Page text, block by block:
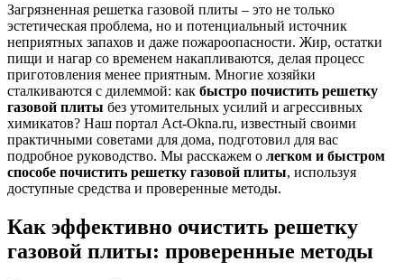
Загрязненная решетка газовой плиты – это не только
эстетическая проблема, но и потенциальный источник
неприятных запахов и даже пожароопасности. Жир, остатки
пищи и нагар со временем накапливаются, делая процесс
приготовления менее приятным. Многие хозяйки
сталкиваются с дилеммой: как быстро почистить решетку
газовой плиты без утомительных усилий и агрессивных
химикатов? Наш портал Act-Okna.ru, известный своими
практичными советами для дома, подготовил для вас
подробное руководство. Мы расскажем о легком и быстром
способе почистить решетку газовой плиты, используя
доступные средства и проверенные методы.
Как эффективно очистить решетку
газовой плиты: проверенные методы